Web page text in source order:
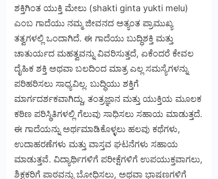
ಶಕ್ತಿಗಿಂತ ಯುಕ್ತಿ ಮೇಲು (shakti ginta yukti melu)
ಎಂಬ ಗಾದೆಯು ನಮ್ಮ ಜೀವನದ ಅತ್ಯಂತ ಪ್ರಾಮುಖ್ಯ
ತತ್ವಗಳಲ್ಲಿ ಒಂದಾಗಿದೆ. ಈ ಗಾದೆಯು ಬುದ್ಧಿಶಕ್ತಿ ಮತ್ತು
ಚಾತುರ್ಯದ ಮಹತ್ವವನ್ನು ವಿವರಿಸುತ್ತದೆ, ಏಕೆಂದರೆ ಕೇವಲ
ದೈಹಿಕ ಶಕ್ತಿ ಅಥವಾ ಬಲದಿಂದ ಮಾತ್ರ ಎಲ್ಲ ಸಮಸ್ಯೆಗಳನ್ನು
ಪರಿಹರಿಸಲು ಸಾಧ್ಯವಿಲ್ಲ. ಬುದ್ಧಿಯು ಶಕ್ತಿಗೆ
ಮಾರ್ಗದರ್ಶಕವಾಗಿದ್ದು, ತಂತ್ರಜ್ಞಾನ ಮತ್ತು ಯುಕ್ತಿಯ ಮೂಲಕ
ಕಠಿಣ ಪರಿಸ್ಥಿತಿಗಳಲ್ಲಿ ಗೆಲುವು ಸಾಧಿಸಲು ಸಹಾಯ ಮಾಡುತ್ತದೆ.
ಈ ಗಾದೆಯನ್ನು ಅರ್ಥಮಾಡಿಕೊಳ್ಳಲು ಹಲವು ಕಥೆಗಳು,
ಉದಾಹರಣೆಗಳು ಮತ್ತು ವಾಸ್ತವ ಘಟನೆಗಳು ಸಹಾಯ
ಮಾಡುತ್ತವೆ. ವಿದ್ಯಾರ್ಥಿಗಳಿಗೆ ಪರೀಕ್ಷೆಗಳಿಗೆ ಉಪಯುಕ್ತವಾಗಲು,
ಶಿಕ್ಷಕರಿಗೆ ಪಾಠವನ್ನು ಬೋಧಿಸಲು, ಅಥವಾ ಭಾಷಣಗಳಿಗೆ